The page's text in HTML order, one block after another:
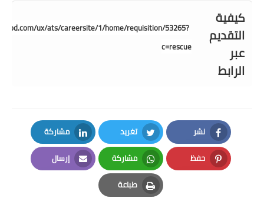
كيفية
التقديم
عبر
الرابط
ux/ats/careersite/1/home/requisition/53265?
c=rescue
نشر
Facebook
تغريد
Twitter
مشاركة
LinkedIn
حفظ
Pinterest
مشاركة
Whatsapp
إرسال
Email
طباعة
Print